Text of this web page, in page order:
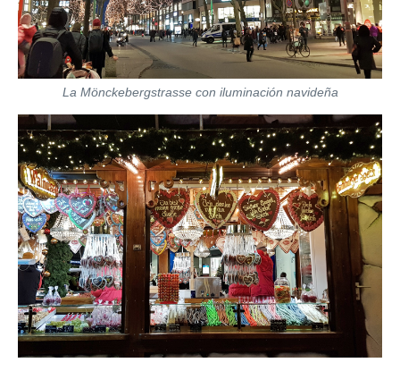
La Mönckebergstrasse con iluminación navideña